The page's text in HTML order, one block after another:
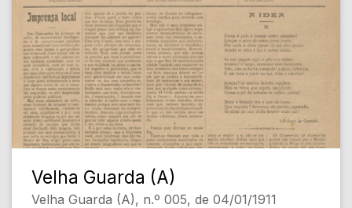
Velha Guarda (A)
Velha Guarda (A), n.º 005, de 04/01/1911